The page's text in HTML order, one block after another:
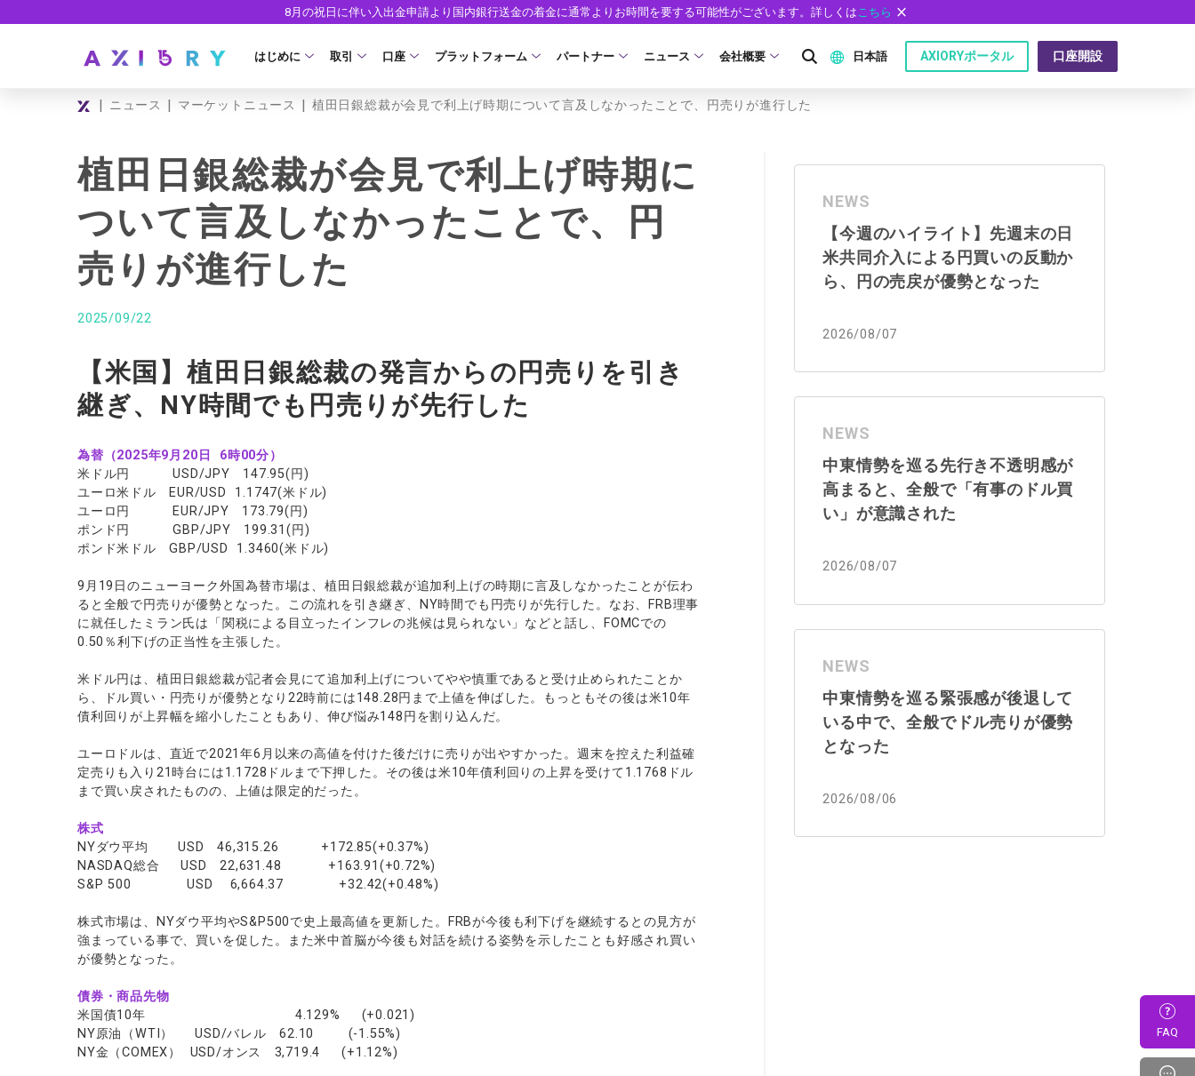
8月の祝日に伴い入出金申請より国内銀行送金の着金に通常よりお時間を要する可能性がございます。詳しくはこちら
はじめに
ライセンス
安全性
取引
FX（通貨ペア）
現物株式
ETF
貴金属CFD
ソフトコモディティCFD NEW
スプレッド・手数料
ゼロカットとロスカット
スワップとロールオーバー
取引時間
口座
口座タイプ
法人のお客様
ゼロ口座 NEW
口座開設フォーム
必要書類
開設方法
プラットフォーム
MT4
cTrader
MT4/MT5 ヒストリカルデータ
EA(エキスパートアドバイザー)
カスタムインジケーター
通貨インデックス
パートナー
イントロデュース・パートナープログラム（IP）
特別・VIPプログラム NEW
ニュース
お知らせ
マーケットニュース
コーポレートニュース
会社概要 日本語
日本語
عربى
Русский
Español
Tiếng Việt
AXIORYポータル 口座開設
| ニュース | マーケットニュース | 植田日銀総裁が会見で利上げ時期について言及しなかったことで、円売りが進行した
植田日銀総裁が会見で利上げ時期に
ついて言及しなかったことで、円
売りが進行した
2025/09/22
【米国】植田日銀総裁の発言からの円売りを引き
継ぎ、NY時間でも円売りが先行した
為替（2025年9月20日 6時00分）
米ドル円 USD/JPY 147.95(円)
ユーロ米ドル EUR/USD 1.1747(米ドル)
ユーロ円 EUR/JPY 173.79(円)
ポンド円 GBP/JPY 199.31(円)
ポンド米ドル GBP/USD 1.3460(米ドル)
9月19日のニューヨーク外国為替市場は、植田日銀総裁が追加利上げの時期に言及しなかったことが伝わ
ると全般で円売りが優勢となった。この流れを引き継ぎ、NY時間でも円売りが先行した。なお、FRB理事
に就任したミラン氏は「関税による目立ったインフレの兆候は見られない」などと話し、FOMCでの
0.50％利下げの正当性を主張した。
米ドル円は、植田日銀総裁が記者会見にて追加利上げについてやや慎重であると受け止められたことか
ら、ドル買い・円売りが優勢となり22時前には148.28円まで上値を伸ばした。もっともその後は米10年
債利回りが上昇幅を縮小したこともあり、伸び悩み148円を割り込んだ。
ユーロドルは、直近で2021年6月以来の高値を付けた後だけに売りが出やすかった。週末を控えた利益確
定売りも入り21時台には1.1728ドルまで下押した。その後は米10年債利回りの上昇を受けて1.1768ドル
まで買い戻されたものの、上値は限定的だった。
株式
NYダウ平均 USD 46,315.26 +172.85(+0.37%)
NASDAQ総合 USD 22,631.48 +163.91(+0.72%)
S&P 500 USD 6,664.37 +32.42(+0.48%)
株式市場は、NYダウ平均やS&P500で史上最高値を更新した。FRBが今後も利下げを継続するとの見方が
強まっている事で、買いを促した。また米中首脳が今後も対話を続ける姿勢を示したことも好感され買い
が優勢となった。
債券・商品先物
米国債10年 4.129% (+0.021)
NY原油（WTI） USD/バレル 62.10 (-1.55%)
NY金（COMEX） USD/オンス 3,719.4 (+1.12%)
NEWS
【今週のハイライト】先週末の日
米共同介入による円買いの反動か
ら、円の売戻が優勢となった
2026/08/07
NEWS
中東情勢を巡る先行き不透明感が
高まると、全般で「有事のドル買
い」が意識された
2026/08/07
NEWS
中東情勢を巡る緊張感が後退して
いる中で、全般でドル売りが優勢
となった
2026/08/06
FAQ